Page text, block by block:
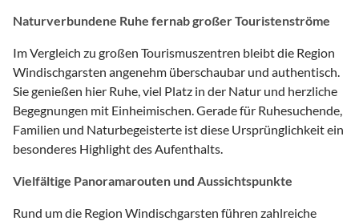
Naturverbundene Ruhe fernab großer Touristenströme
Im Vergleich zu großen Tourismuszentren bleibt die Region
Windischgarsten angenehm überschaubar und authentisch.
Sie genießen hier Ruhe, viel Platz in der Natur und herzliche
Begegnungen mit Einheimischen. Gerade für Ruhesuchende,
Familien und Naturbegeisterte ist diese Ursprünglichkeit ein
besonderes Highlight des Aufenthalts.
Vielfältige Panoramarouten und Aussichtspunkte
Rund um die Region Windischgarsten führen zahlreiche